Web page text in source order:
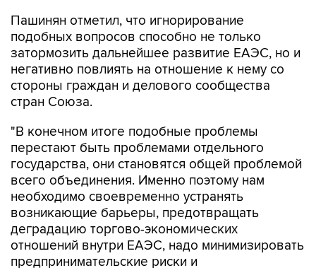
Пашинян отметил, что игнорирование
подобных вопросов способно не только
затормозить дальнейшее развитие ЕАЭС, но и
негативно повлиять на отношение к нему со
стороны граждан и делового сообщества
стран Союза.
"В конечном итоге подобные проблемы
перестают быть проблемами отдельного
государства, они становятся общей проблемой
всего объединения. Именно поэтому нам
необходимо своевременно устранять
возникающие барьеры, предотвращать
деградацию торгово-экономических
отношений внутри ЕАЭС, надо минимизировать
предпринимательские риски и